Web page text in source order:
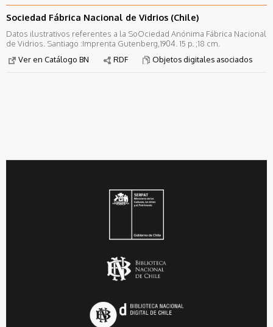
Sociedad Fábrica Nacional de Vidrios (Chile)
Datos ilustrativos referentes a la SoOciedad Anónima Fábrica Nacional
de Vidrios. Santiago :Imprenta Gutenberg,1904. 15 p. ;18 cm.
Ver en Catálogo BN
RDF Objetos digitales asociados